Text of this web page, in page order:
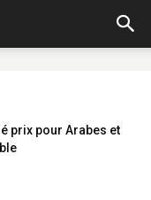
prix pour Arabes et